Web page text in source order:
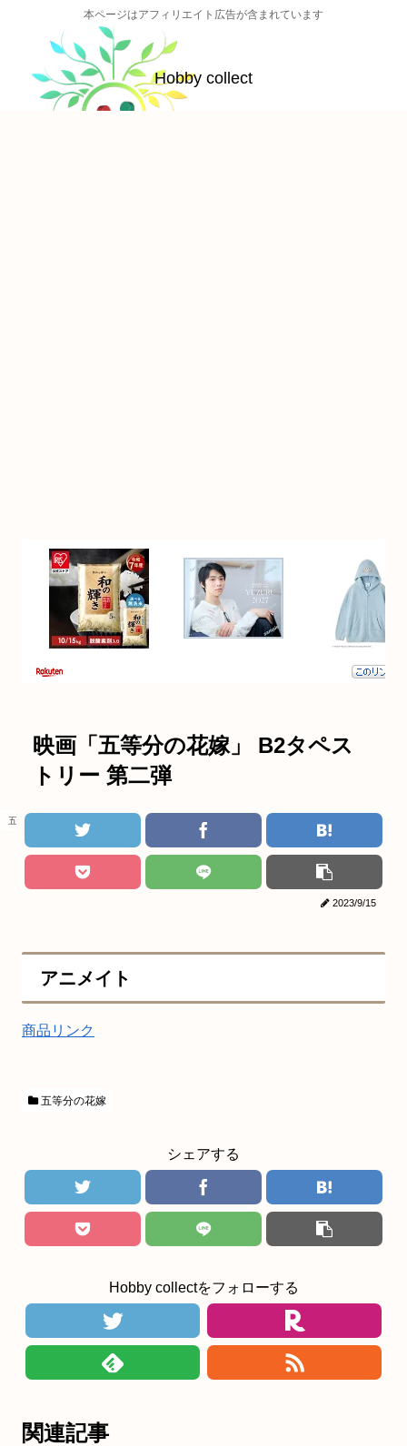
本ページはアフィリエイト広告が含まれています
Hobby collect
映画「五等分の花嫁」 B2タペス
トリー 第二弾
五等分の花嫁
2023/9/15
アニメイト
商品リンク
五等分の花嫁
シェアする
Hobby collectをフォローする
関連記事